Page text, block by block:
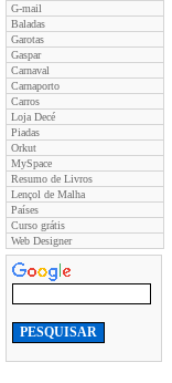
G-mail
Baladas
Garotas
Gaspar
Carnaval
Carnaporto
Carros
Loja Decé
Piadas
Orkut
MySpace
Resumo de Livros
Lençol de Malha
Países
Curso grátis
Web Designer